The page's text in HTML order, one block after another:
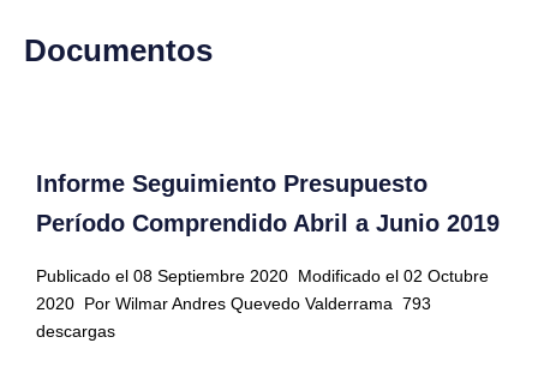
Documentos
Informe Seguimiento Presupuesto
Período Comprendido Abril a Junio 2019
Publicado el 08 Septiembre 2020 Modificado el 02 Octubre
2020 Por Wilmar Andres Quevedo Valderrama 793
descargas